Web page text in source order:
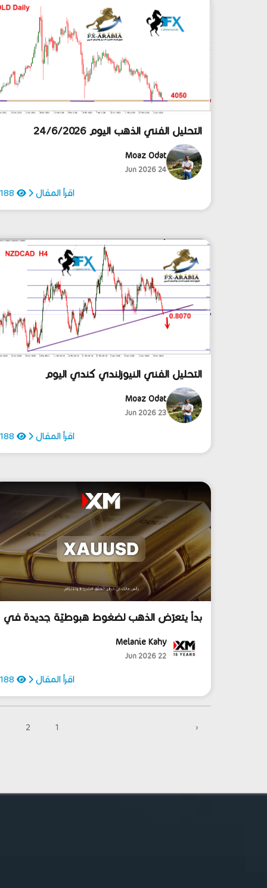
التحليل الفني الذهب اليوم 24/6/2026
Moaz Odat
24 Jun 2026
اقرأ المقال
التحليل الفني النيوزلندي كندي اليوم
23/6/2026
Moaz Odat
23 Jun 2026
اقرأ المقال
بدأ يتعرّض الذهب لضغوط هبوطيّة جديدة في
Melanie Kahy
22 Jun 2026
اقرأ المقال
‹
1
2